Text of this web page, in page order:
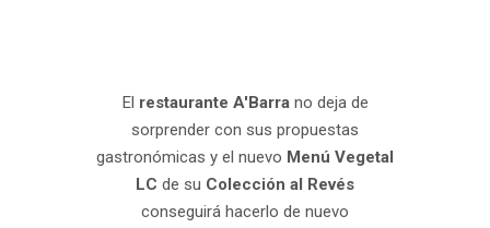
El restaurante A'Barrano deja de
sorprender con sus propuestas
gastronómicas y el nuevo Menú Vegetal
LC de su Colección al Revés
conseguirá hacerlo de nuevo